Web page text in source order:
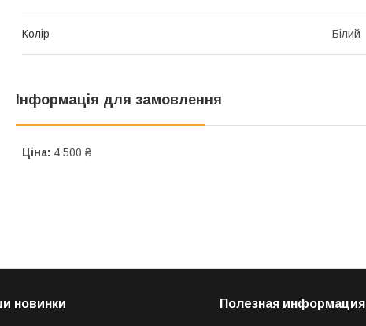
Колір Білий
Інформація для замовлення
Ціна: 4 500 ₴
новинки Полезная информация